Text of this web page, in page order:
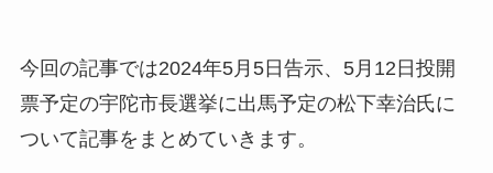
今回の記事では2024年5月5日告示、5月12日投開
票予定の宇陀市長選挙に出馬予定の松下幸治氏に
ついて記事をまとめていきます。